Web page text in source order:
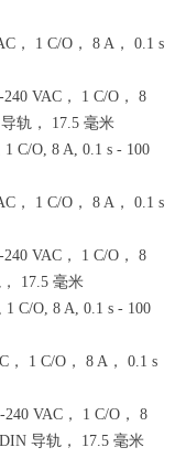
， 1 C/O， 8 A， 0.1 s
VAC， 1 C/O， 8
轨， 17.5 毫米
C/O, 8 A, 0.1 s - 100
， 1 C/O， 8 A， 0.1 s
VAC， 1 C/O， 8
17.5 毫米
C/O, 8 A, 0.1 s - 100
， 1 C/O， 8 A， 0.1 s
VAC， 1 C/O， 8
导轨， 17.5 毫米